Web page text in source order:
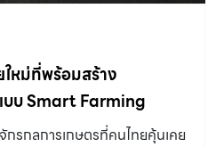
หม่ที่พร้อมสร้าง
บบ Smart Farming
กรกลการเกษตรที่คนไทยคุ้นเคย